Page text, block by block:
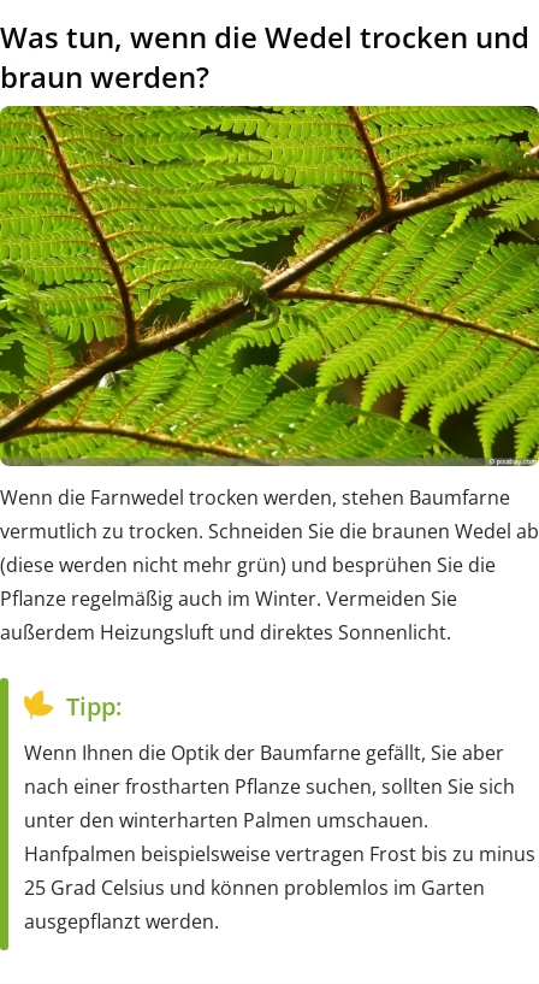
Was tun, wenn die Wedel trocken und
braun werden?
Wenn die Farnwedel trocken werden, stehen Baumfarne
vermutlich zu trocken. Schneiden Sie die braunen Wedel ab
(diese werden nicht mehr grün) und besprühen Sie die
Pflanze regelmäßig auch im Winter. Vermeiden Sie
außerdem Heizungsluft und direktes Sonnenlicht.
Tipp:
Wenn Ihnen die Optik der Baumfarne gefällt, Sie aber
nach einer frostharten Pflanze suchen, sollten Sie sich
unter den winterharten Palmen umschauen.
Hanfpalmen beispielsweise vertragen Frost bis zu minus
25 Grad Celsius und können problemlos im Garten
ausgepflanzt werden.